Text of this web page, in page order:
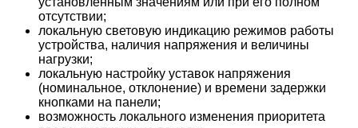
отсутствии;
локальную световую индикацию режимов работы
устройства, наличия напряжения и величины
нагрузки;
локальную настройку уставок напряжения
(номинальное, отклонение) и времени задержки
кнопками на панели;
возможность локального изменения приоритета